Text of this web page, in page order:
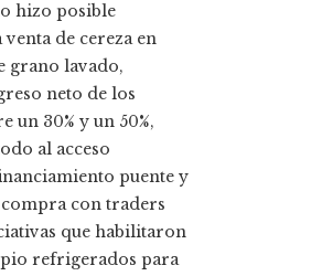
hizo posible
de cereza en
grano lavado,
neto de los
un 30% y un 50%,
al acceso
puente y
con traders
que habilitaron
refrigerados para